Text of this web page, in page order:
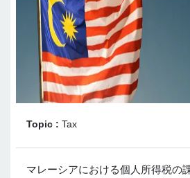
Topic : Tax
マレーシアにおける個人所得税の